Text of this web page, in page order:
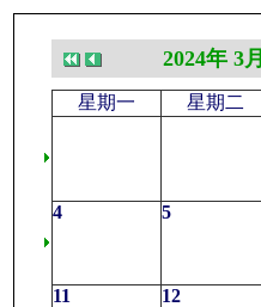
2024年 3月
星期一 星期二
4 5
11 12